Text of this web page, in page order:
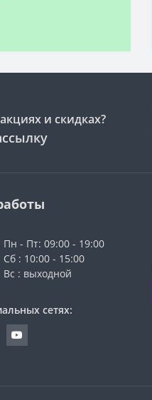
и скидках?
Пн - Пт: 09:00 - 19:00
Сб : 10:00 - 15:00
Вс : выходной
сетях: